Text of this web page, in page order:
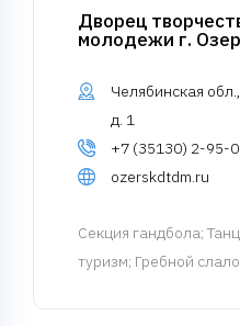
Дворец
молодежи г.
Челябинская
д. 1
+7 (35130) 2-95-
ozerskdtdm.ru
Cекция гандбола;
туризм; Гребной